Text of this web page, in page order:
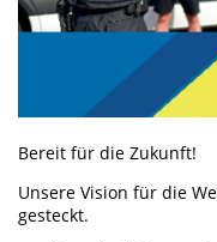
Bereit für die Zukunft!
Unsere Vision für die
gesteckt.